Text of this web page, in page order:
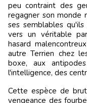
peu contraint des
regagner son monde
ses semblables
vers un véritable
hasard
autre Terrien chez
boxe, aux
l'intelligence, des
Cette espèce de brute va devenir l'instrument du plan de
vengeance des